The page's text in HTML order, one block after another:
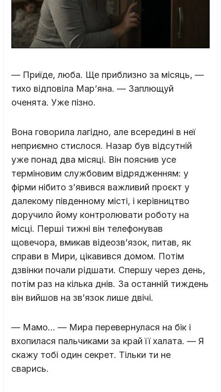
— Приїде, люба. Ще приблизно за місяць, —
тихо відповіла Мар’яна. — Заплющуй
оченята. Уже пізно.
Вона говорила лагідно, але всередині в неї
неприємно стислося. Назар був відсутній
уже понад два місяці. Він пояснив усе
терміновим службовим відрядженням: у
фірми нібито з’явився важливий проєкт у
далекому південному місті, і керівництво
доручило йому контролювати роботу на
місці. Перші тижні він телефонував
щовечора, вмикав відеозв’язок, питав, як
справи в Мири, цікавився домом. Потім
дзвінки почали рідшати. Спершу через день,
потім раз на кілька днів. За останній тиждень
він вийшов на зв’язок лише двічі.
— Мамо… — Мира перевернулася на бік і
вхопилася пальчиками за край її халата. — Я
скажу тобі один секрет. Тільки ти не
сварись.